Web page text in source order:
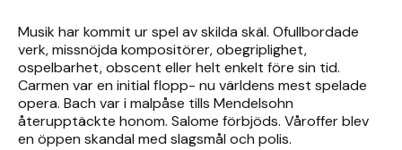
Musik har kommit ur spel av skilda skäl. Ofullbordade
verk, missnöjda kompositörer, obegriplighet,
ospelbarhet, obscent eller helt enkelt före sin tid.
Carmen var en initial flopp- nu världens mest spelade
opera. Bach var i malpåse tills Mendelsohn
återupptäckte honom. Salome förbjöds. Våroffer blev
en öppen skandal med slagsmål och polis.